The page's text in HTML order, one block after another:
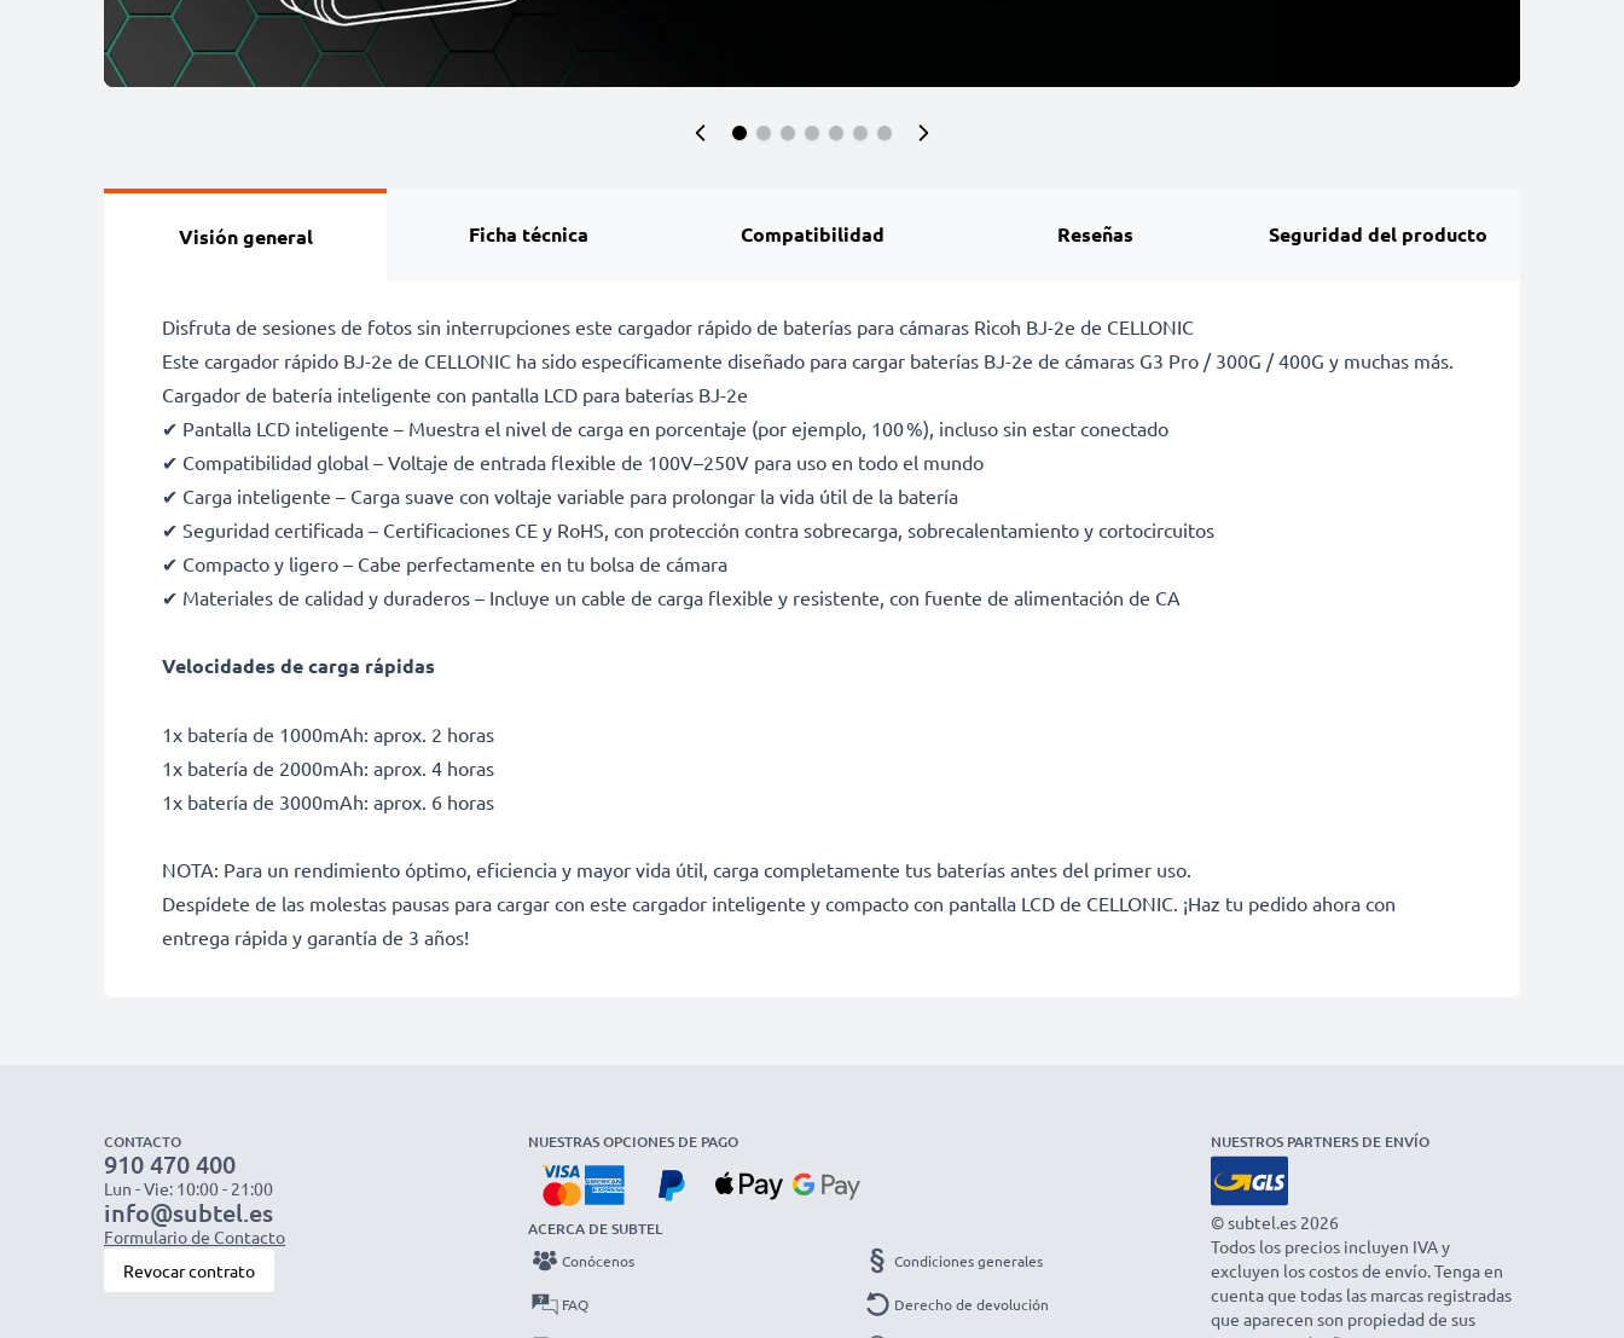
Visión general Ficha técnica Compatibilidad Reseñas Seguridad del producto
Disfruta de sesiones de fotos sin interrupciones este cargador rápido de baterías para cámaras Ricoh BJ-2e de CELLONIC
Este cargador rápido BJ-2e de CELLONIC ha sido específicamente diseñado para cargar baterías BJ-2e de cámaras G3 Pro / 300G / 400G y muchas más.
Cargador de batería inteligente con pantalla LCD para baterías BJ-2e
✔ Pantalla LCD inteligente – Muestra el nivel de carga en porcentaje (por ejemplo, 100 %), incluso sin estar conectado
✔ Compatibilidad global – Voltaje de entrada flexible de 100V–250V para uso en todo el mundo
✔ Carga inteligente – Carga suave con voltaje variable para prolongar la vida útil de la batería
✔ Seguridad certificada – Certificaciones CE y RoHS, con protección contra sobrecarga, sobrecalentamiento y cortocircuitos
✔ Compacto y ligero – Cabe perfectamente en tu bolsa de cámara
✔ Materiales de calidad y duraderos – Incluye un cable de carga flexible y resistente, con fuente de alimentación de CA
Velocidades de carga rápidas
1x batería de 1000mAh: aprox. 2 horas
1x batería de 2000mAh: aprox. 4 horas
1x batería de 3000mAh: aprox. 6 horas
NOTA: Para un rendimiento óptimo, eficiencia y mayor vida útil, carga completamente tus baterías antes del primer uso.
Despídete de las molestas pausas para cargar con este cargador inteligente y compacto con pantalla LCD de CELLONIC. ¡Haz tu pedido ahora con
entrega rápida y garantía de 3 años!
CONTACTO
910 470 400
Lun - Vie: 10:00 - 21:00
info@subtel.es
Formulario de Contacto
Revocar contrato
NUESTRAS OPCIONES DE PAGO
ACERCA DE SUBTEL
Conócenos
FAQ
Condiciones generales
Derecho de devolución
NUESTROS PARTNERS DE ENVÍO
© subtel.es 2026
Todos los precios incluyen IVA y
excluyen los costos de envío. Tenga en
cuenta que todas las marcas registradas
que aparecen son propiedad de sus